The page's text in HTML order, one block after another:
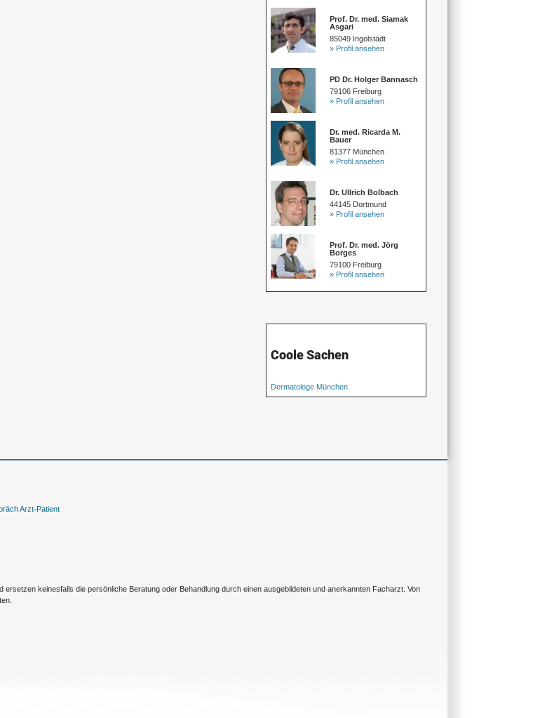
Prof. Dr. med. Siamak
Asgari
85049 Ingolstadt
» Profil ansehen
PD Dr. Holger Bannasch
79106 Freiburg
» Profil ansehen
Dr. med. Ricarda M.
Bauer
81377 München
» Profil ansehen
Dr. Ullrich Bolbach
44145 Dortmund
» Profil ansehen
Prof. Dr. med. Jörg
Borges
79100 Freiburg
» Profil ansehen
Coole Sachen
Dermatologe München
Arzt-Patient
keinesfalls die persönliche Beratung oder Behandlung durch einen ausgebildeten und anerkannten Facharzt. Von